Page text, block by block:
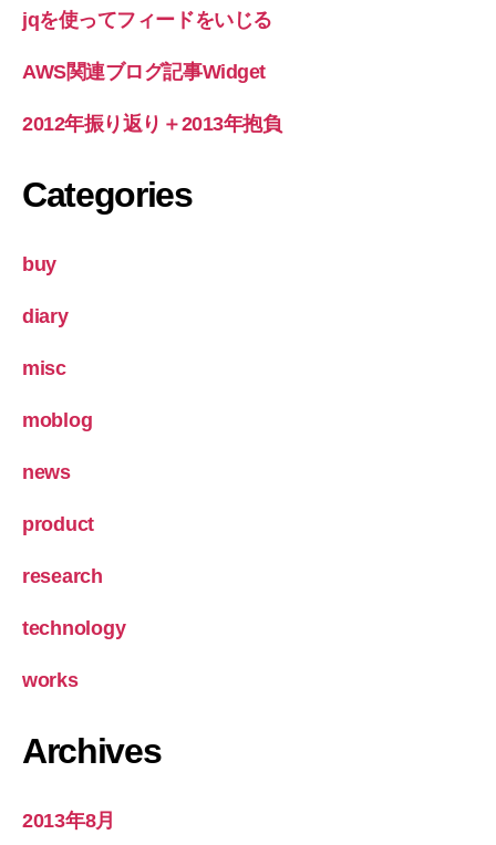
jqを使ってフィードをいじる
AWS関連ブログ記事Widget
2012年振り返り＋2013年抱負
Categories
buy
diary
misc
moblog
news
product
research
technology
works
Archives
2013年8月